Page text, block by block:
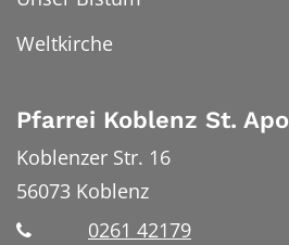
Weltkirche
Pfarrei Koblenz St.
Koblenzer Str. 16
56073 Koblenz
0261 42179